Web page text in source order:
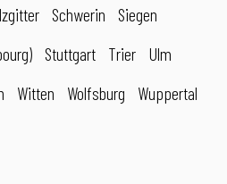
Schwerin
Siegen
Stuttgart Trier
Ulm
Witten Wolfsburg
Wuppertal